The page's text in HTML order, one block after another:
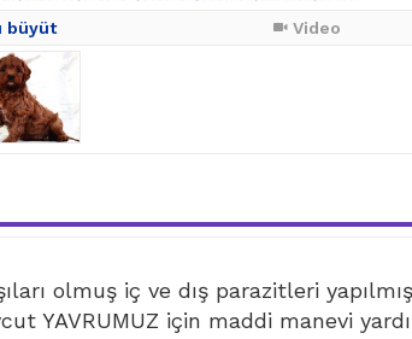
büyüt Video
olmuş iç ve dış parazitleri
YAVRUMUZ için maddi manevi